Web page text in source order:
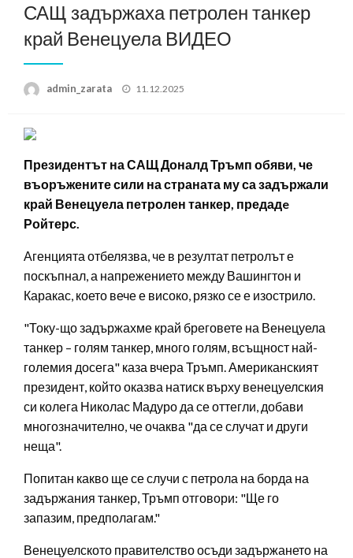
САЩ задържаха петролен танкер
край Венецуела ВИДЕО
admin_zarata
Posted
11.12.2025
Президентът на САЩ Доналд Тръмп обяви, че
въоръжените сили на страната му са задържали
край Венецуела петролен танкер, предадe
Ройтерс.
Агенцията отбелязва, че в резултат петролът е
поскъпнал, а напрежението между Вашингтон и
Каракас, което вече е високо, рязко се е изострило.
"Току-що задържахме край бреговете на Венецуела
танкер – голям танкер, много голям, всъщност най-
големия досега" каза вчера Тръмп. Американският
президент, който оказва натиск върху венецуелския
си колега Николас Мадуро да се оттегли, добави
многозначително, че очаква "да се случат и други
неща".
Попитан какво ще се случи с петрола на борда на
задържания танкер, Тръмп отговори: "Ще го
запазим, предполагам."
Венецуелското правителство осъди задържането на